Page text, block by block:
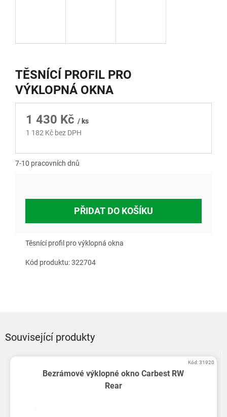
TĚSNÍCÍ PROFIL PRO
VÝKLOPNÁ OKNA
1 430 Kč / ks
1 182 Kč bez DPH
7-10 pracovních dnů
PŘIDAT DO KOŠÍKU
Těsnící profil pro výklopná okna
Kód produktu: 322704
Související produkty
Bezrámové výklopné okno Carbest RW
Rear
Kód:31920